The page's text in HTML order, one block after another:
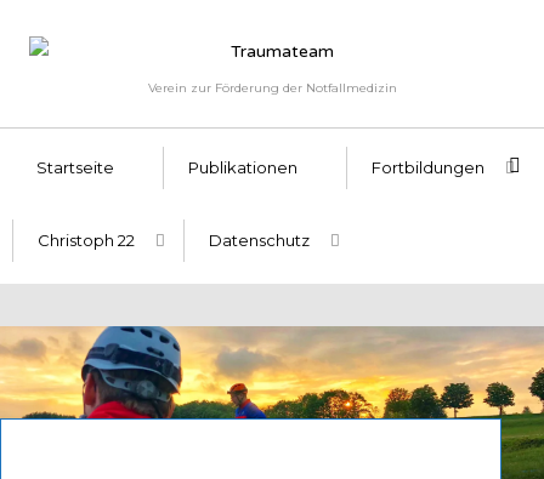
Verein zur Förderung der Notfallmedizin
Startseite Publikationen Fortbildungen
Christoph 22 Datenschutz